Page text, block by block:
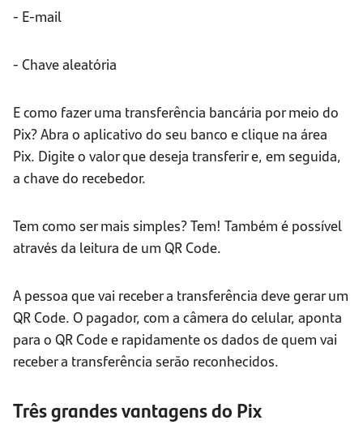
- E-mail
- Chave aleatória
E como fazer uma transferência bancária por meio do
Pix? Abra o aplicativo do seu banco e clique na área
Pix. Digite o valor que deseja transferir e, em seguida,
a chave do recebedor.
Tem como ser mais simples? Tem! Também é possível
através da leitura de um QR Code.
A pessoa que vai receber a transferência deve gerar um
QR Code. O pagador, com a câmera do celular, aponta
para o QR Code e rapidamente os dados de quem vai
receber a transferência serão reconhecidos.
Três grandes vantagens do Pix